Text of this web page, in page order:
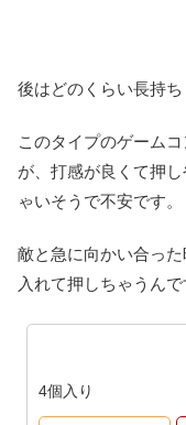
後はどのくらい長持ち
このタイプのゲーム
が、打感が良くて押
ゃいそうで不安です。
敵と急に向かい合っ
入れて押しちゃうんで
4個入り